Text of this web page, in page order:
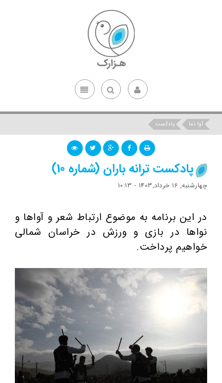
آوا نما پادکست
پادکست ترانه باران (شماره 10)
چهارشنبه, 16 خرداد,1403 - 10:13
در این برنامه به موضوع ارتباط شعر و آواها و
نواها در بازی و ورزش در خراسان شمالی
خواهیم پرداخت.